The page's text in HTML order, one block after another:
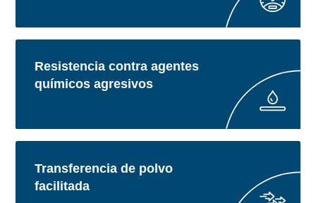
Resistencia contra agentes
químicos agresivos
Transferencia de polvo
facilitada